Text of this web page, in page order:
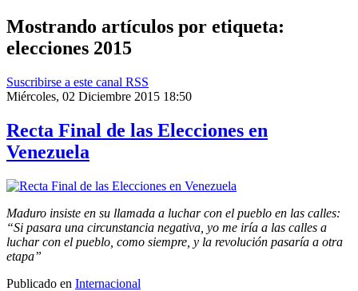
Mostrando artículos por etiqueta:
elecciones 2015
Suscribirse a este canal RSS
Miércoles, 02 Diciembre 2015 18:50
Recta Final de las Elecciones en
Venezuela
Maduro insiste en su llamada a luchar con el pueblo en las calles:
“Si pasara una circunstancia negativa, yo me iría a las calles a
luchar con el pueblo, como siempre, y la revolución pasaría a otra
etapa”
Publicado en Internacional